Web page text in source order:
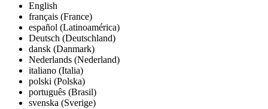
English
français (France)
español (Latinoamérica)
Deutsch (Deutschland)
dansk (Danmark)
Nederlands (Nederland)
italiano (Italia)
polski (Polska)
português (Brasil)
svenska (Sverige)